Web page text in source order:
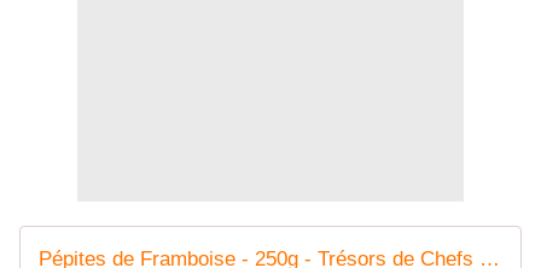
Pépites de Framboise - 250g - Trésors de Chefs de Trésors de Chefs, à déguster au goûter ou dans un gâteau